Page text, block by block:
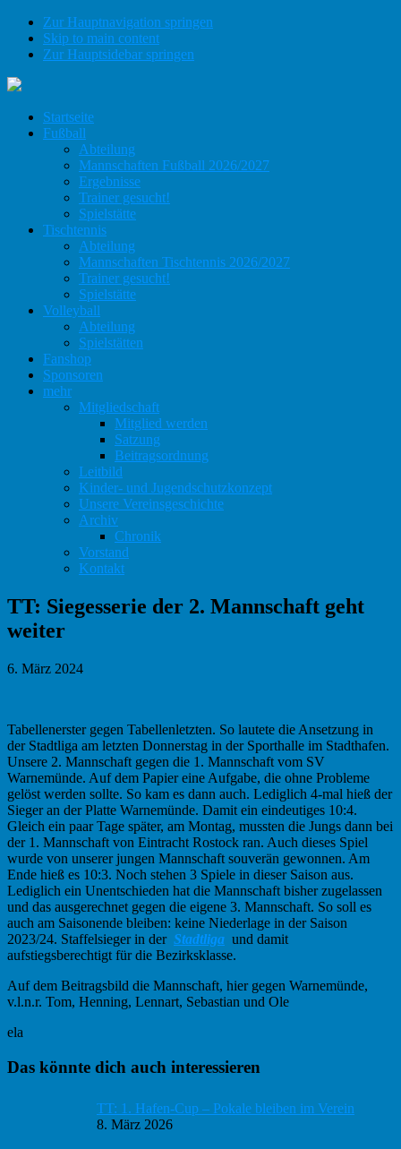
Zur Hauptnavigation springen
Skip to main content
Zur Hauptsidebar springen
Startseite
Fußball
Abteilung
Mannschaften Fußball 2026/2027
Ergebnisse
Trainer gesucht!
Spielstätte
Tischtennis
Abteilung
Mannschaften Tischtennis 2026/2027
Trainer gesucht!
Spielstätte
Volleyball
Abteilung
Spielstätten
Fanshop
Sponsoren
mehr
Mitgliedschaft
Mitglied werden
Satzung
Beitragsordnung
Leitbild
Kinder- und Jugendschutzkonzept
Unsere Vereinsgeschichte
Archiv
Chronik
Vorstand
Kontakt
TT: Siegesserie der 2. Mannschaft geht
weiter
6. März 2024
Tabellenerster gegen Tabellenletzten. So lautete die Ansetzung in
der Stadtliga am letzten Donnerstag in der Sporthalle im Stadthafen.
Unsere 2. Mannschaft gegen die 1. Mannschaft vom SV
Warnemünde. Auf dem Papier eine Aufgabe, die ohne Probleme
gelöst werden sollte. So kam es dann auch. Lediglich 4-mal hieß der
Sieger an der Platte Warnemünde. Damit ein eindeutiges 10:4.
Gleich ein paar Tage später, am Montag, mussten die Jungs dann bei
der 1. Mannschaft von Eintracht Rostock ran. Auch dieses Spiel
wurde von unserer jungen Mannschaft souverän gewonnen. Am
Ende hieß es 10:3. Noch stehen 3 Spiele in dieser Saison aus.
Lediglich ein Unentschieden hat die Mannschaft bisher zugelassen
und das ausgerechnet gegen die eigene 3. Mannschaft. So soll es
auch am Saisonende bleiben: keine Niederlage in der Saison
2023/24. Staffelsieger in der Stadtliga und damit
aufstiegsberechtigt für die Bezirksklasse.
Auf dem Beitragsbild die Mannschaft, hier gegen Warnemünde,
v.l.n.r. Tom, Henning, Lennart, Sebastian und Ole
ela
Haupt-
Das könnte dich auch interessieren
TT: 1. Hafen-Cup – Pokale bleiben im Verein
8. März 2026